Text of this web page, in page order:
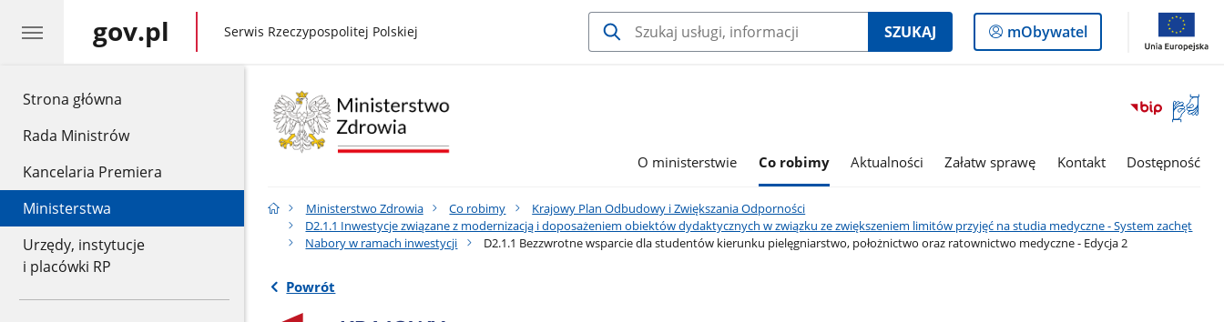
Strona główna
Rada Ministrów
Kancelaria Premiera
Ministerstwa
Urzędy, instytucje
i placówki RP
gov.pl gov.pl
Serwis Rzeczypospolitej Polskiej SZUKAJ
Logowanie
do
mObywatel
Otwórz
okno
O ministerstwie Co robimy Aktualności Załatw sprawę Kontakt Dostępność
Ministerstwo Zdrowia Co robimy
Krajowy Plan Odbudowy i Zwiększania Odporności
D2.1.1 Inwestycje związane z modernizacją i doposażeniem obiektów dydaktycznych w związku ze zwiększeniem limitów przyjęć na studia medyczne - System zachęt
Nabory w ramach inwestycji
D2.1.1 Bezzwrotne wsparcie dla studentów kierunku pielęgniarstwo, położnictwo oraz ratownictwo medyczne - Edycja 2
Powrót